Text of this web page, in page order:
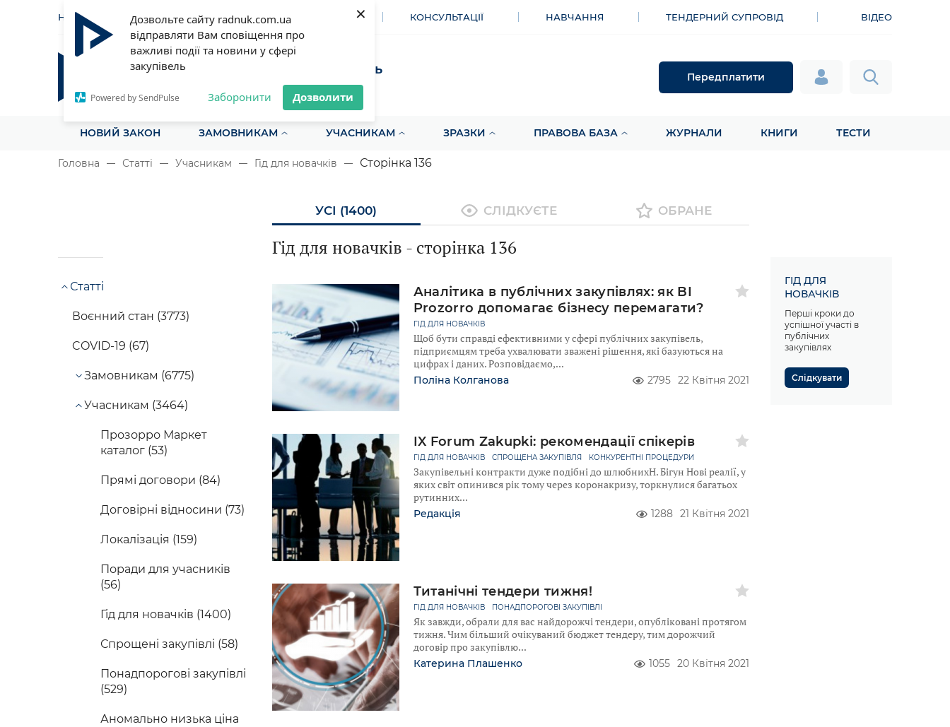
Дозвольте сайту radnuk.com.ua
відправляти Вам сповіщення про
важливі події та новини у сфері
закупівель
Powered by SendPulse Заборонити Дозволити
×
НОВИНИ СТАТТІ ІНСТРУМЕНТИ КОНСУЛЬТАЦІЇ НАВЧАННЯ ТЕНДЕРНИЙ СУПРОВІД ВІДЕО
Радник у сфері публічних закупівель
Все для закупівель на одному порталі
Передплатити
НОВИЙ ЗАКОН ЗАМОВНИКАМ УЧАСНИКАМ ЗРАЗКИ ПРАВОВА БАЗА ЖУРНАЛИ КНИГИ ТЕСТИ
Головна Статті Учасникам Гід для новачків Сторінка 136
УСІ (1400) СЛІДКУЄТЕ ОБРАНЕ
Статті
Воєнний стан (3773)
COVID-19 (67)
Замовникам (6775)
Учасникам (3464)
Прозорро Маркет
каталог (53)
Прямі договори (84)
Договірні відносини (73)
Локалізація (159)
Поради для учасників
(56)
Гід для новачків (1400)
Спрощені закупівлі (58)
Понадпорогові закупівлі
(529)
Аномально низька ціна
Гід для новачків - сторінка 136
Аналітика в публічних закупівлях: як BI
Prozorro допомагає бізнесу перемагати?
ГІД ДЛЯ НОВАЧКІВ
Щоб бути справді ефективними у сфері публічних закупівель,
підприємцям треба ухвалювати зважені рішення, які базуються на
цифрах і даних. Розповідаємо,
Поліна Колганова 2795 22 Квітня 2021
IX Forum Zakupki: рекомендації спікерів
ГІД ДЛЯ НОВАЧКІВ СПРОЩЕНА ЗАКУПІВЛЯ КОНКУРЕНТНІ ПРОЦЕДУРИ
Закупівельні контракти дуже подібні до шлюбнихН. Бігун Нові реалії, у
яких світ опинився рік тому через коронакризу, торкнулися багатьох
рутинних
Редакція 1288 21 Квітня 2021
Титанічні тендери тижня!
ГІД ДЛЯ НОВАЧКІВ ПОНАДПОРОГОВІ ЗАКУПІВЛІ
Як завжди, обрали для вас найдорожчі тендери, опубліковані протягом
тижня. Чим більший очікуваний бюджет тендеру, тим дорожчий
договір про закупівлю
Катерина Плашенко 1055 20 Квітня 2021
ГІД ДЛЯ
НОВАЧКІВ
Перші кроки до
успішної участі в
публічних
закупівлях
Слідкувати